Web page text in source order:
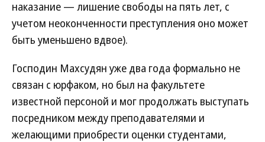
наказание — лишение свободы на пять лет, с
учетом неоконченности преступления оно может
быть уменьшено вдвое).
Господин Махсудян уже два года формально не
связан с юрфаком, но был на факультете
известной персоной и мог продолжать выступать
посредником между преподавателями и
желающими приобрести оценки студентами,